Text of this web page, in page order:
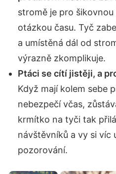
stromě je pro
otázkou času. Tyč
a umístěná dál od
výrazně zkomplikuje.
Ptáci se cítí jistěji, a
Když mají kolem sebe
nebezpečí včas,
krmítko na tyči tak
návštěvníků a vy si víc
pozorování.